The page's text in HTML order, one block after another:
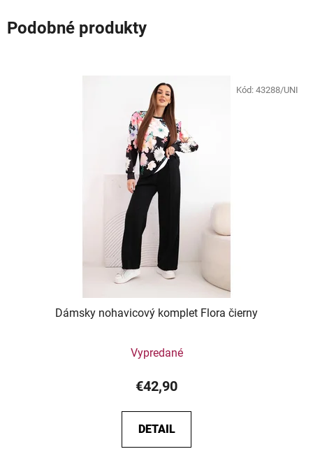
Podobné produkty
Dámsky nohavicový komplet Flora čierny
Vypredané
€42,90
DETAIL
Kód: 43288/UNI